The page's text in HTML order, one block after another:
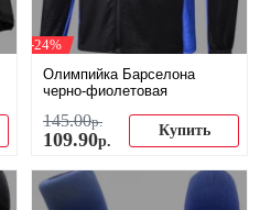
-24%
Олимпийка Барселона
черно-фиолетовая
145.00р.
109.90р.
Купить